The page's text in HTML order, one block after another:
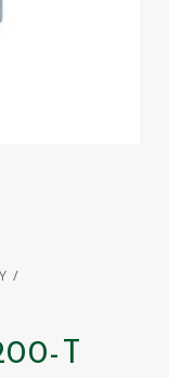
/
T